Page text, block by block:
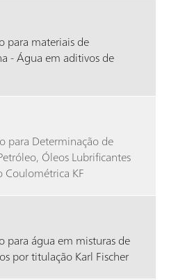
para materiais de
- Água em aditivos de
para Determinação de
Óleos Lubrificantes
KF
para água em misturas de
por titulação Karl Fischer